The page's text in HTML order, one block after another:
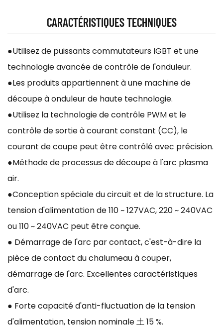
CARACTÉRISTIQUES TECHNIQUES
●Utilisez de puissants commutateurs IGBT et une
technologie avancée de contrôle de l'onduleur.
●Les produits appartiennent à une machine de
découpe à onduleur de haute technologie.
●Utilisez la technologie de contrôle PWM et le
contrôle de sortie à courant constant (CC), le
courant de coupe peut être contrôlé avec précision.
●Méthode de processus de découpe à l'arc plasma
air.
●Conception spéciale du circuit et de la structure. La
tension d'alimentation de 110 ~ 127VAC, 220 ~ 240VAC
ou 110 ~ 240VAC peut être conçue.
● Démarrage de l'arc par contact, c'est-à-dire la
pièce de contact du chalumeau à couper,
démarrage de l'arc. Excellentes caractéristiques
d'arc.
● Forte capacité d'anti-fluctuation de la tension
d'alimentation, tension nominale 土 15 %.